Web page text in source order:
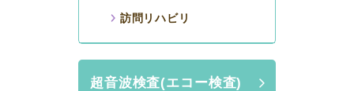
訪問リハビリ
超音波検査(エコー検査)